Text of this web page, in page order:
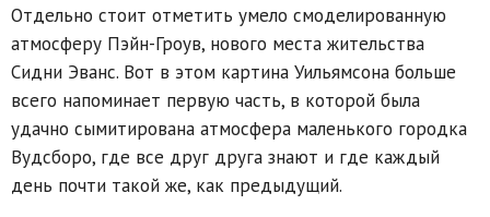
Отдельно стоит отметить умело смоделированную
атмосферу Пэйн-Гроув, нового места жительства
Сидни Эванс. Вот в этом картина Уильямсона больше
всего напоминает первую часть, в которой была
удачно сымитирована атмосфера маленького городка
Вудсборо, где все друг друга знают и где каждый
день почти такой же, как предыдущий.